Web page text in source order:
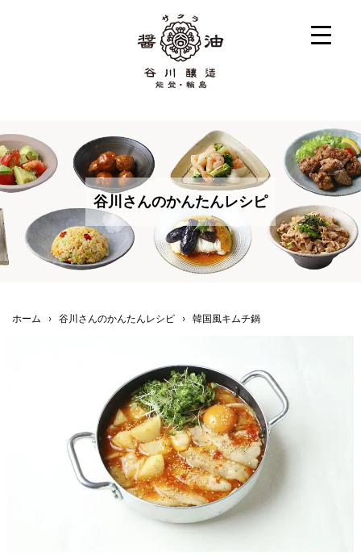
谷川さんのかんたんレシピ
ホーム › 谷川さんのかんたんレシピ › 韓国風キムチ鍋